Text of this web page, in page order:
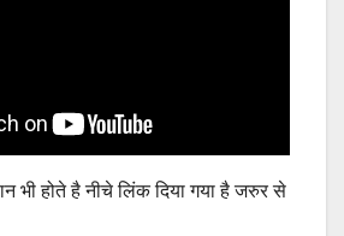
होते है नीचे लिंक दिया गया है जरुर से